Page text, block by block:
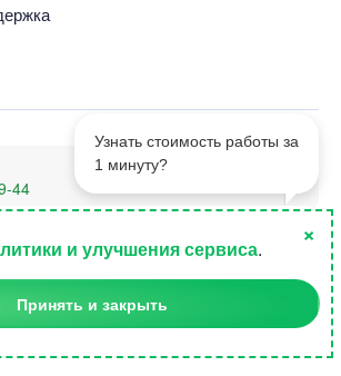
1
Узнать стоимость работы за
1 минуту?
44
Тараса Шевченко 23а
-
и улучшения сервиса.
×
Принять и закрыть